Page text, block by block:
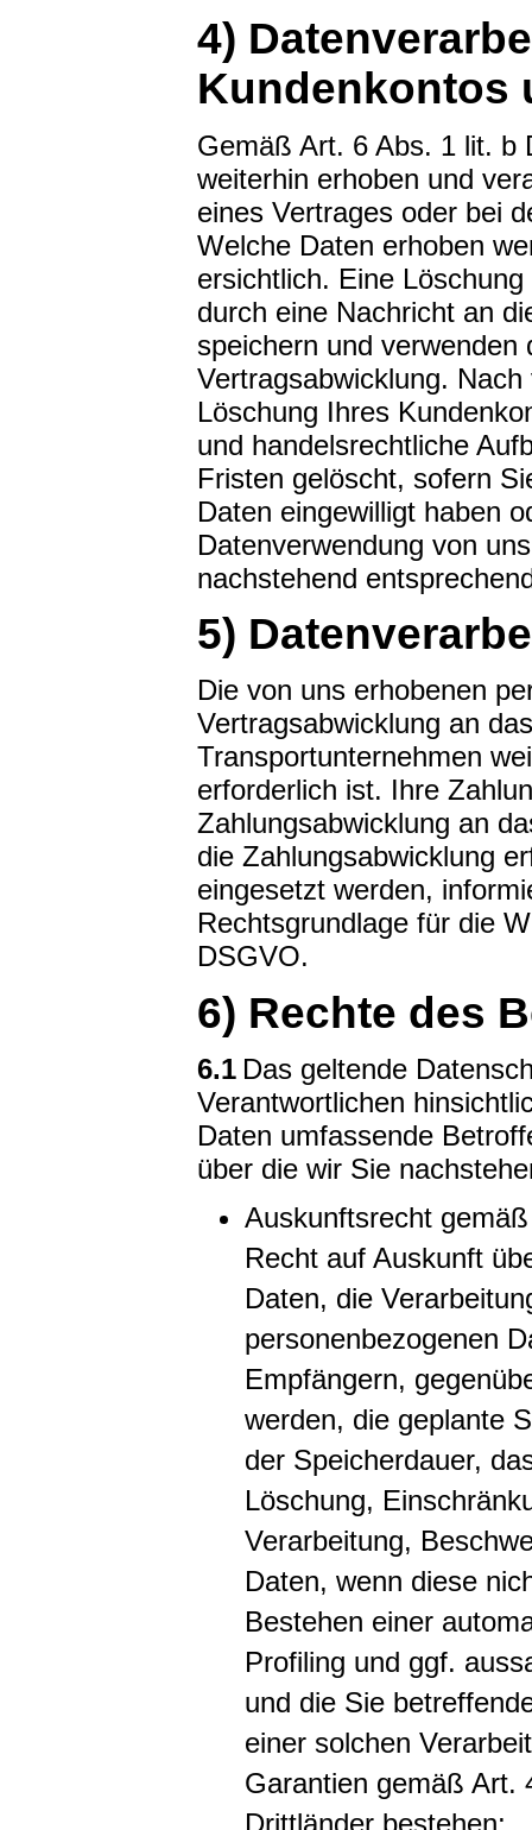
4)
Kundenkontos
Gemäß Art. 6 Abs. 1 lit. b
weiterhin erhoben und
eines Vertrages oder bei
Welche Daten erhoben
ersichtlich. Eine
durch eine Nachricht an
speichern und
Vertragsabwicklung.
Löschung Ihres
und handelsrechtliche
Fristen gelöscht, sofern
Daten eingewilligt haben
Datenverwendung von
nachstehend
5)
Die von uns erhobenen
Vertragsabwicklung an
Transportunternehmen
erforderlich ist. Ihre
Zahlungsabwicklung an
die Zahlungsabwicklung
eingesetzt werden,
Rechtsgrundlage für die
DSGVO.
6) Rechte des
6.1 Das geltende
Verantwortlichen
Daten umfassende
über die wir Sie
Auskunftsrecht
Recht auf Auskunft
Daten, die
personenbezogenen
Empfängern,
werden, die geplante
der Speicherdauer,
Löschung,
Verarbeitung,
Daten, wenn diese
Bestehen einer
Profiling und ggf.
und die Sie
einer solchen
Garantien gemäß Art.